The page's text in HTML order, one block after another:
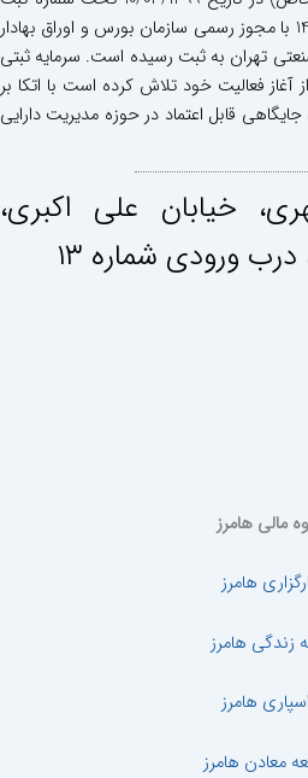
558797 و شناسه ملی 14009172891 با مجوز رسمی سازمان بورس و اوراق بهادار
تهران به ثبت رسیده است. سرمایه ثبتی
آغاز فعالیت خود تلاش کرده است با اتکا بر
قابل اعتماد در حوزه مدیریت دارایی
خيابان علی اكبری،
ورودی شماره ١٣
مالی هامرز
هامرز
زندگی هامرز
هامرز
معادن هامرز